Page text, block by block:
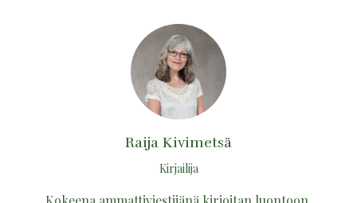
Raija Kivimetsä
Kirjailija